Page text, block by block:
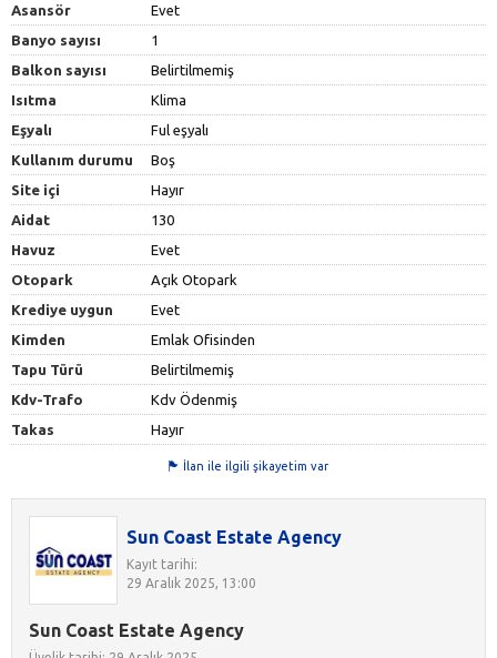
Asansör
Evet
Banyo sayısı
1
Balkon sayısı
Belirtilmemiş
Isıtma
Klima
Eşyalı
Ful eşyalı
Kullanım durumu
Boş
Site içi
Hayır
Aidat
130
Havuz
Evet
Otopark
Açık Otopark
Krediye uygun
Evet
Kimden
Emlak Ofisinden
Tapu Türü
Belirtilmemiş
Kdv-Trafo
Kdv Ödenmiş
Takas
Hayır
İlan ile ilgili şikayetim var
Sun Coast Estate Agency
Kayıt tarihi:
29 Aralık 2025, 13:00
Sun Coast Estate Agency